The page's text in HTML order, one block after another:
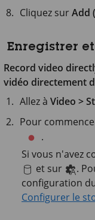
Cliquez surAdd
Enregistrer
Record video
vidéo directement
Allez àVideo >
Pour
.
Si vous n'avez
et sur
.
configuration
Configurer le